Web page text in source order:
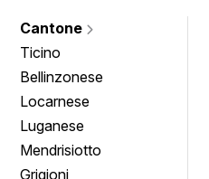
Cantone
Ticino
Bellinzonese
Locarnese
Luganese
Mendrisiotto
Grigioni